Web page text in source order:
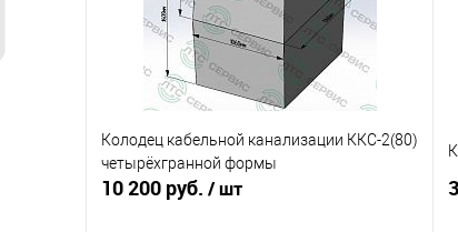
Колодец кабельной канализации ККС-2(80)
четырёхгранной формы
10 200 руб. / шт